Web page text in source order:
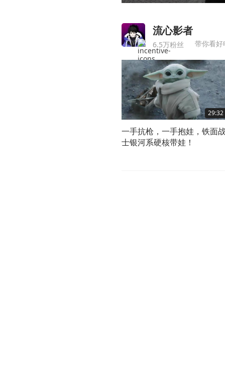
流心影者
6.5万粉丝 带你看
29:32
一手抗枪，一手抱娃，铁面
士银河系硬核带娃！